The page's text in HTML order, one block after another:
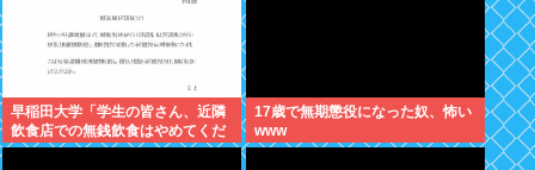
早稲田大学「学生の皆さん、近隣
飲食店での無銭飲食はやめてくだ
さい」
17歳で無期懲役になった奴、怖い
www